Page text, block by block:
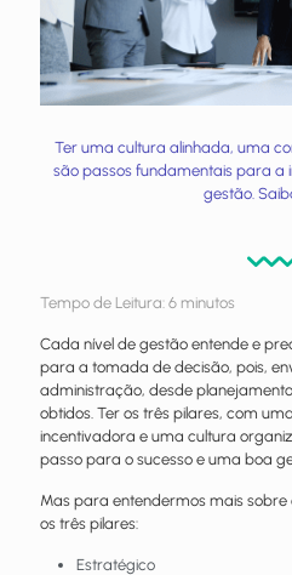
Ter uma cultura alinhada, uma
são passos fundamentais para a
gestão.
Tempo de Leitura: 6 minutos
Cada nível de gestão entende e
para a tomada de decisão, pois,
administração, desde
obtidos. Ter os três pilares, com
incentivadora e uma cultura
passo para o sucesso e uma boa
Mas para entendermos mais
os três pilares:
Estratégico